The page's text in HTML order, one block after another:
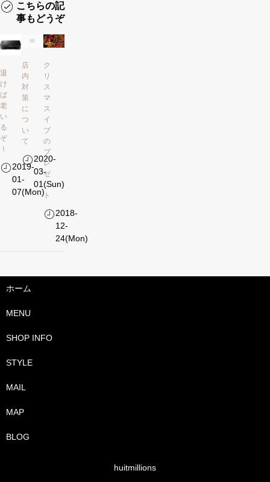
こちらの記
事もどうぞ
退
け
ば
老
い
る
ぞ
！
2019-
01-
07(Mon)
店
内
対
策
に
つ
い
て
2020-
03-
01(Sun)
ク
リ
ス
マ
ス
イ
ブ
の
プ
レ
ゼ
ン
ト
2018-
12-
24(Mon)
ホーム
MENU
SHOP INFO
STYLE
MAIL
MAP
BLOG
huitmillions